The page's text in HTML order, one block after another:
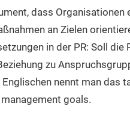
dass Organisationen
an Zielen
in der PR: Soll
zu
nennt man das
goals.